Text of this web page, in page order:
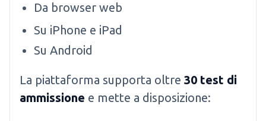
Da browser web
Su iPhone e iPad
Su Android
La piattaforma supporta oltre 30 test di
ammissione e mette a disposizione: